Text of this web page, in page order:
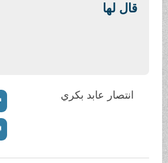
قال لها
انتصار عابد بكري